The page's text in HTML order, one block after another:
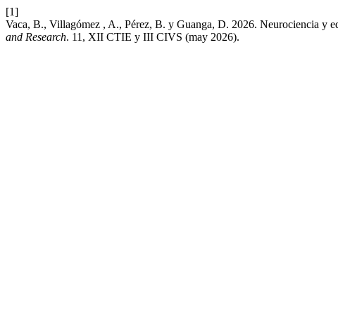
[1]
Vaca, B., Villagómez , A., Pérez, B. y Guanga, D. 2026. Neurociencia y
and Research. 11, XII CTIE y III CIVS (may 2026).